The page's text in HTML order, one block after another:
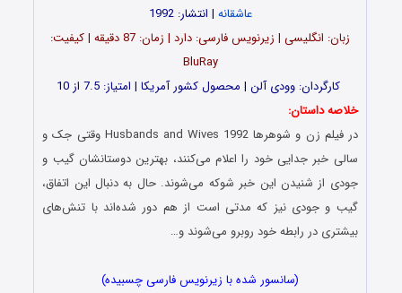
عاشقانه | انتشار: 1992
زبان: انگلیسی | زیرنویس فارسی: دارد | زمان: 87 دقیقه | کیفیت:
BluRay
کارگردان: وودی آلن | محصول کشور آمریکا | امتیاز: 7.5 از 10
خلاصه داستان:
در فیلم زن و شوهرها Husbands and Wives 1992 وقتی جک و
سالی خبر جدایی خود را اعلام می‌کنند، بهترین دوستانشان گیب و
جودی از شنیدن این خبر شوکه می‌شوند. حال به دنبال این اتفاق،
گیب و جودی نیز که مدتی است از هم دور شده‌اند با تنش‌های
بیشتری در رابطه خود روبرو می‌شوند و…
(سانسور شده با زیرنویس فارسی چسبیده)